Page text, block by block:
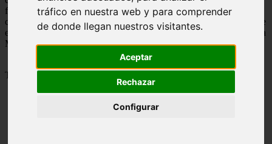
tráfico en nuestra web y para comprender
de donde llegan nuestros visitantes.
Aceptar
Rechazar
Configurar
formas en las que se representa a Xiwangmu en el arte y cómo su
culto ha perdurado a lo largo de los siglos. Prepárate para sumergirte
en el misterioso y enigmático mundo de Xiwangmu, la Eterna Reina
Madre del Oeste.
Tabla de Contenido
La historia y leyendas de Xiwangmu, la Reina Madre del